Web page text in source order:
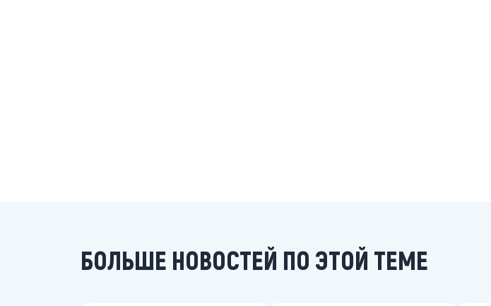
БОЛЬШЕ НОВОСТЕЙ ПО ЭТОЙ ТЕМЕ